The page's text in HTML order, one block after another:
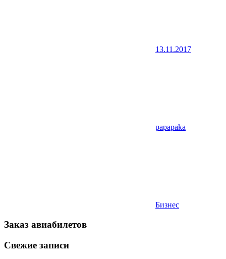
13.11.2017
papapaka
Бизнес
Заказ авиабилетов
Свежие записи